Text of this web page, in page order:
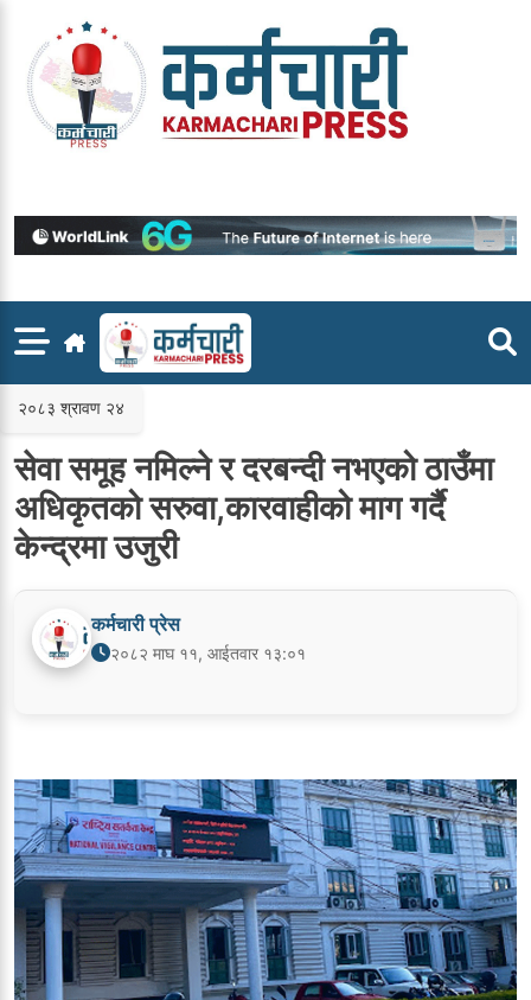
content
२०८३ श्रावण २४
सेवा समूह नमिल्ने र दरबन्दी नभएको ठाउँमा
अधिकृतको सरुवा,कारवाहीको माग गर्दै
केन्द्रमा उजुरी
कर्मचारी प्रेस
२०८२ माघ ११, आईतवार १३:०१